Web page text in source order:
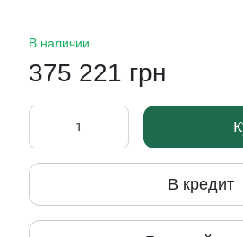
В наличии
375 221 грн
В кредит